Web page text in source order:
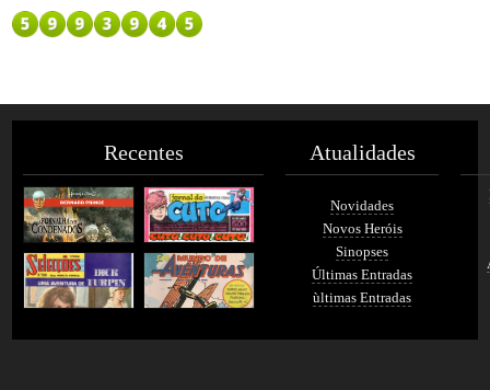
Recentes Atualidades
Novidades
Novos Heróis
Sinopses
Últimas Entradas
ùltimas Entradas